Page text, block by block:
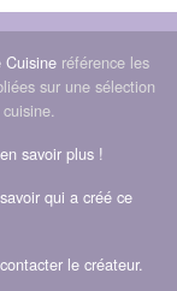
Cuisine référence les
sur une sélection
savoir plus !
qui a créé ce
le créateur.